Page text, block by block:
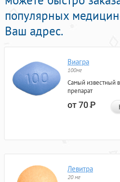
популярных
Ваш адрес.
Виагра
100мг
Самый известный
препарат
от 70Р
Левитра
20 мг